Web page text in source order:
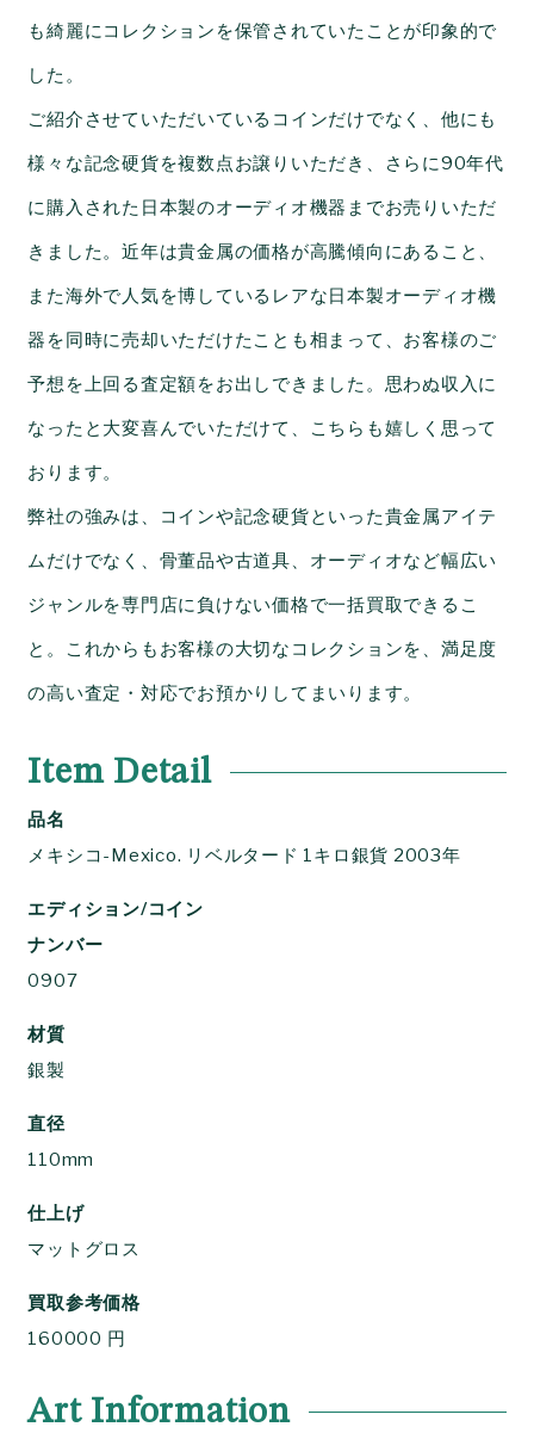
も綺麗にコレクションを保管されていたことが印象的で
した。
ご紹介させていただいているコインだけでなく、他にも
様々な記念硬貨を複数点お譲りいただき、さらに90年代
に購入された日本製のオーディオ機器までお売りいただ
きました。近年は貴金属の価格が高騰傾向にあること、
また海外で人気を博しているレアな日本製オーディオ機
器を同時に売却いただけたことも相まって、お客様のご
予想を上回る査定額をお出しできました。思わぬ収入に
なったと大変喜んでいただけて、こちらも嬉しく思って
おります。
弊社の強みは、コインや記念硬貨といった貴金属アイテ
ムだけでなく、骨董品や古道具、オーディオなど幅広い
ジャンルを専門店に負けない価格で一括買取できるこ
と。これからもお客様の大切なコレクションを、満足度
の高い査定・対応でお預かりしてまいります。
Item Detail
品名
メキシコ-Mexico. リベルタード 1キロ銀貨 2003年
エディション/コイン
ナンバー
0907
材質
銀製
直径
110mm
仕上げ
マットグロス
買取参考価格
160000 円
Art Information